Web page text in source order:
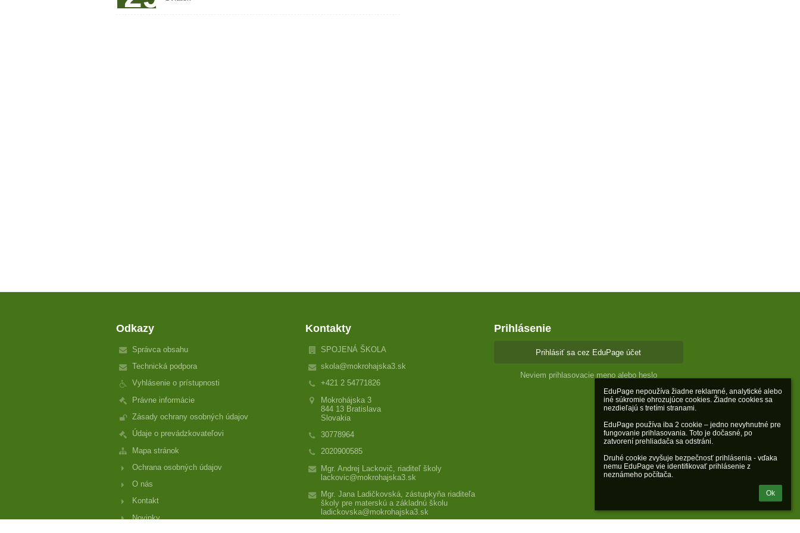
EduPage nepoužíva žiadne reklamné, analytické alebo
iné súkromie ohrozujúce cookies. Žiadne cookies sa
nezdieľajú s tretími stranami.
EduPage používa iba 2 cookie – jedno nevyhnutné pre
fungovanie prihlasovania. Toto je dočasné, po
zatvorení prehliadača sa odstráni.
Druhé cookie zvyšuje bezpečnosť prihlásenia - vďaka
nemu EduPage vie identifikovať prihlásenie z
neznámeho počítača.
Ok
Odkazy
Správca obsahu
Technická podpora
Vyhlásenie o prístupnosti
Právne informácie
Zásady ochrany osobných údajov
Údaje o prevádzkovateľovi
Mapa stránok
Ochrana osobných údajov
O nás
Kontakt
Novinky
Kontakty
SPOJENÁ ŠKOLA
skola@mokrohajska3.sk
+421 2 54771826
Mokrohájska 3
844 13 Bratislava
Slovakia
30778964
2020900585
Mgr. Andrej Lackovič, riaditeľ školy
lackovic@mokrohajska3.sk
Mgr. Jana Ladičkovská, zástupkyňa riaditeľa
školy pre materskú a základnú školu
ladickovska@mokrohajska3.sk
Prihlásenie
Prihlásiť sa cez EduPage účet
Neviem prihlasovacie meno alebo heslo